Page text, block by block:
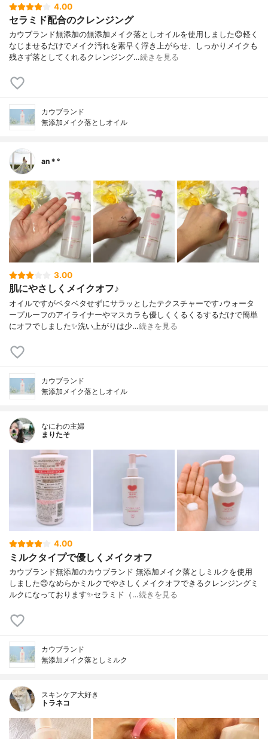
4.00
セラミド配合のクレンジング
カウブランド無添加の無添加メイク落としオイルを使用しました😊軽く
なじませるだけでメイク汚れを素早く浮き上がらせ、しっかりメイクも
残さず落としてくれるクレンジング…続きを見る
カウブランド
無添加メイク落としオイル
an＊°
3.00
肌にやさしくメイクオフ♪
オイルですがベタベタせずにサラッとしたテクスチャーです♪ウォータ
ープルーフのアイライナーやマスカラも優しくくるくるするだけで簡単
にオフでしました✨洗い上がりは少…続きを見る
カウブランド
無添加メイク落としオイル
なにわの主婦
まりたそ
4.00
ミルクタイプで優しくメイクオフ
カウブランド無添加のカウブランド 無添加メイク落としミルクを使用
しました😊なめらかミルクでやさしくメイクオフできるクレンジングミ
ルクになっております✨セラミド（…続きを見る
カウブランド
無添加メイク落としミルク
スキンケア大好き
トラネコ